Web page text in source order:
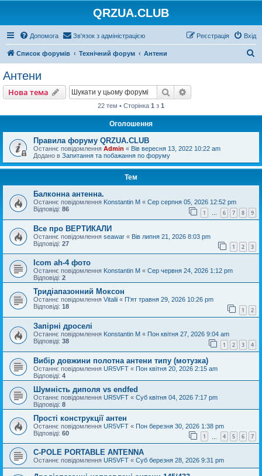
QRZUA.CLUB
Допомога Зв'язок з адміністрацією Вхід
Реєстрація
Список форумів Технічний форум Антени
Антени
Нова тема Пошук
22 тем • Сторінка 1 з 1
Оголошення
Правила форуму QRZUA.CLUB
Останнє повідомлення Admin « Вів вересня 13, 2022 10:22 am
Додано в Запитання та побажання по форуму
Тем
Балконна антенна.
Останнє повідомлення Konstantin M « Сер серпня 05, 2026 12:52 pm
Відповіді: 86 1 … 6 7 8 9
Все про ВЕРТИКАЛИ
Останнє повідомлення seawar « Вів липня 21, 2026 8:03 pm
Відповіді: 27 1 2 3
Icom ah-4 фото
Останнє повідомлення Konstantin M « Сер червня 24, 2026 1:12 pm
Відповіді: 2
Тридіапазонний Моксон
Останнє повідомлення Vitalii « П'ят травня 29, 2026 10:26 pm
Відповіді: 18 1 2
Запірні дроселі
Останнє повідомлення Konstantin M « Пон квітня 27, 2026 9:04 am
Відповіді: 38 1 2 3 4
Вибір довжини полотна антени типу (мотузка)
Останнє повідомлення UR5VFT « Пон квітня 20, 2026 2:15 am
Відповіді: 4
Шумність диполя vs endfed
Останнє повідомлення UR5VFT « Суб квітня 04, 2026 7:17 pm
Відповіді: 8
Прості конструкції антен
Останнє повідомлення UR5VFT « Пон березня 30, 2026 1:38 pm
Відповіді: 60 1 4 5 6 7
C-POLE PORTABLE ANTENNA
Останнє повідомлення UR5VFT « Суб березня 28, 2026 9:31 pm